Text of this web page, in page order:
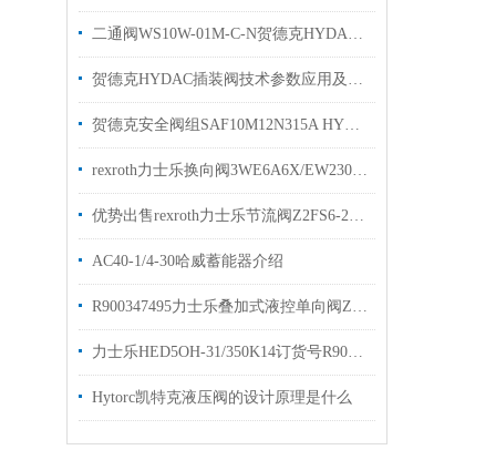
二通阀WS10W-01M-C-N贺德克HYDAC换向阀有库存
贺德克HYDAC插装阀技术参数应用及特点
贺德克安全阀组SAF10M12N315A HYDAC蓄能器阀组
rexroth力士乐换向阀3WE6A6X/EW230N9K4现货原装
优势出售rexroth力士乐节流阀Z2FS6-2-4X/2QV有库存
AC40-1/4-30哈威蓄能器介绍
R900347495力士乐叠加式液控单向阀Z2S6-1-66/库存现货
力士乐HED5OH-31/350K14订货号R9011826323
Hytorc凯特克液压阀的设计原理是什么